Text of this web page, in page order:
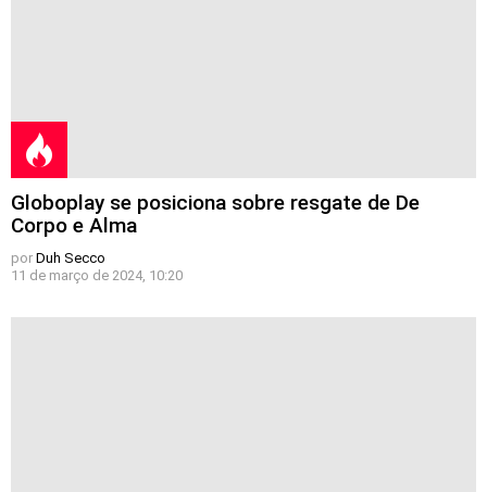
Globoplay se posiciona sobre resgate de De
Corpo e Alma
por Duh Secco
11 de março de 2024, 10:20